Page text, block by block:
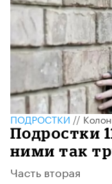
ПОДРОСТКИ//
Подростки
ними так
Часть вторая